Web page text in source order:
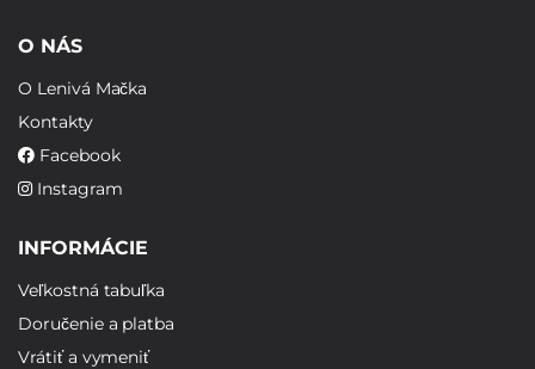
O NÁS
O Lenivá Mačka
Kontakty
Facebook
Instagram
INFORMÁCIE
Veľkostná tabuľka
Doručenie a platba
Vrátiť a vymeniť